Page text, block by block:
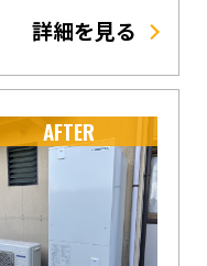
詳細を見る
AFTER